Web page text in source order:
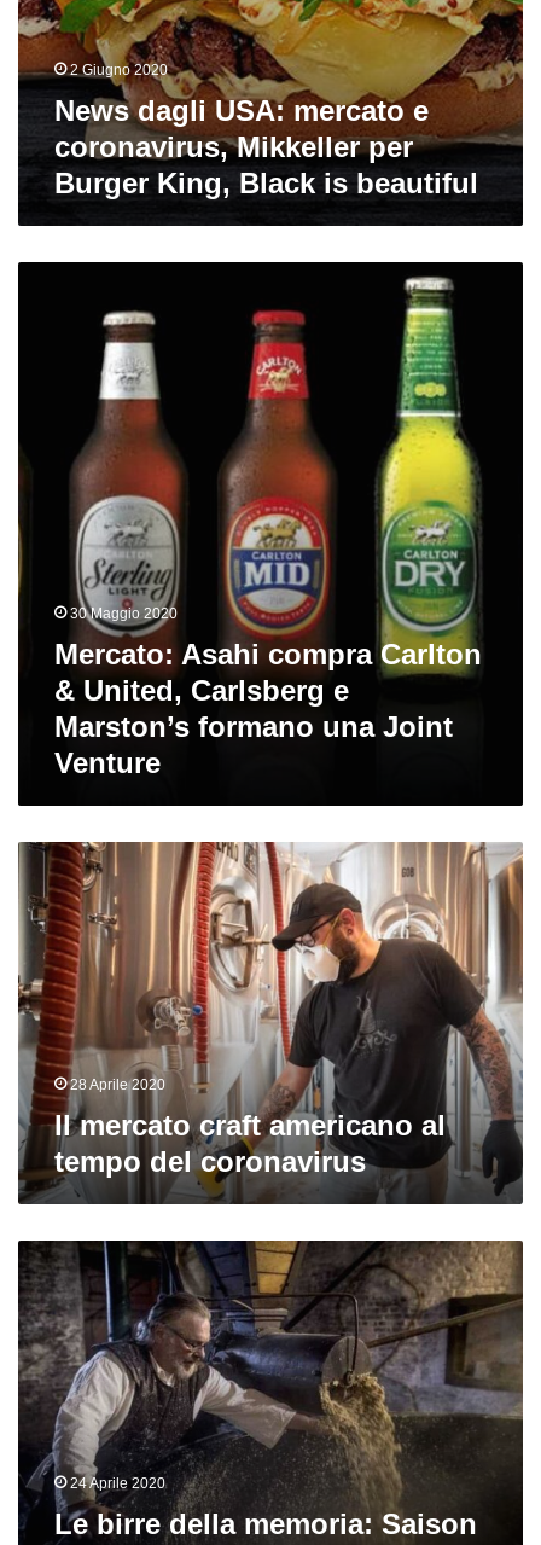
2 Giugno 2020
News dagli USA: mercato e
coronavirus, Mikkeller per
Burger King, Black is beautiful
una
Venture
30 Maggio 2020
Mercato: Asahi compra Carlton
& United, Carlsberg e
Marston’s formano una Joint
Venture
mercato
craft
americano
tempo
del
coronavirus
28 Aprile 2020
Il mercato craft americano al
tempo del coronavirus
Le
birre
della
memoria:
Saison
de
Pipaix
24 Aprile 2020
Le birre della memoria: Saison